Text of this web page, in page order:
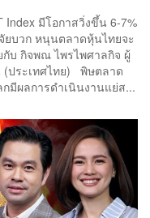
Index มีโอกาสวิ่งขึ้น 6-7%
ยบวก หนุนตลาดหุ้นไทยจะ
บ กิจพณ ไพรไพศาลกิจ ผู้
(ประเทศไทย) พิษตลาด
มีผลการดำเนินงานแย่ส...